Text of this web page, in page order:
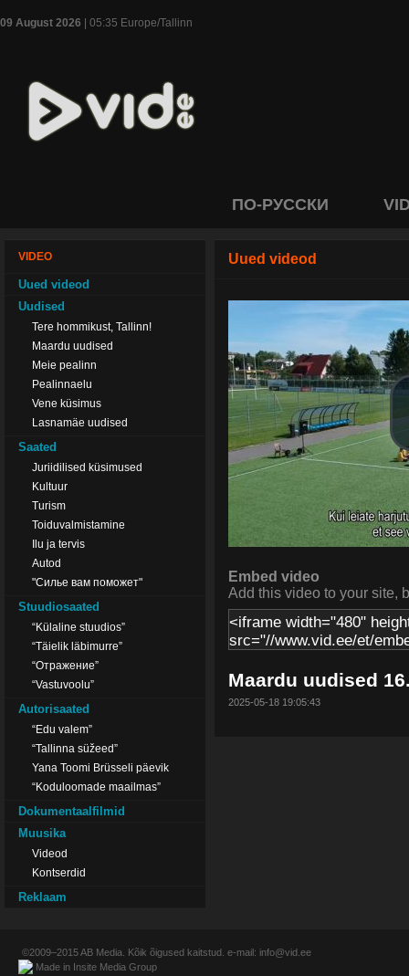
09 August 2026 | 05:35 Europe/Tallinn
ПО-РУССКИ
VIDEO
Uued videod
Uudised
Tere hommikust, Tallinn!
Maardu uudised
Meie pealinn
Pealinnaelu
Vene küsimus
Lasnamäe uudised
Saated
Juriidilised küsimused
Kultuur
Turism
Toiduvalmistamine
Ilu ja tervis
Autod
"Силье вам поможет"
Stuudiosaated
“Külaline stuudios”
“Täielik läbimurre”
“Отражение”
“Vastuvoolu”
Autorisaated
“Edu valem”
“Tallinna süžeed”
Yana Toomi Brüsseli päevik
“Koduloomade maailmas”
Dokumentaalfilmid
Muusika
Videod
Kontserdid
Reklaam
Uued videod
Embed video
Add this video to your site,
Maardu uudised
2025-05-18 19:05:43
©2009–2015AB Media . Kõik õigused kaitstud. e-mail: info@vid.ee
Made in Insite Media Group